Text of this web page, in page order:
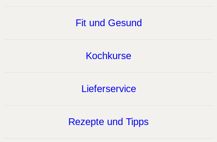
Fit und Gesund
Kochkurse
Lieferservice
Rezepte und Tipps